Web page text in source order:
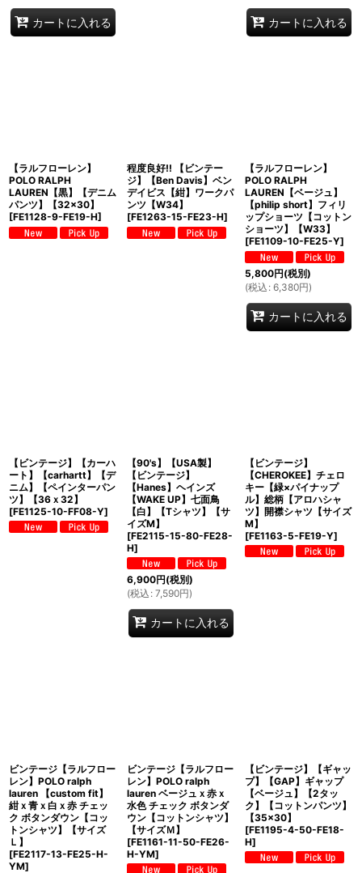
カートに入れる カートに入れる
【ラルフローレン】
POLO RALPH
LAUREN【黒】【デニム
パンツ】【32×30】
[FE1128-9-FE19-H]
程度良好!! 【ビンテー
ジ】【Ben Davis】ベン
デイビス【紺】ワークパ
ンツ【W34】
[FE1263-15-FE23-H]
【ラルフローレン】
POLO RALPH
LAUREN【ベージュ】
【philip short】フィリ
ップショーツ【コットン
ショーツ】【W33】
[FE1109-10-FE25-Y]
5,800円(税別)
(税込 : 6,380円)
カートに入れる
【ビンテージ】【カーハ
ート】【carhartt】【デ
ニム】【ペインターパン
ツ】【36ｘ32】
[FE1125-10-FF08-Y]
【90's】【USA製】
【ビンテージ】
【Hanes】ヘインズ
【WAKE UP】七面鳥
【白】【Tシャツ】【サ
イズM】
[FE2115-15-80-FE28-
H]
6,900円(税別)
(税込 : 7,590円)
カートに入れる
【ビンテージ】
【CHEROKEE】チェロ
キー【緑×パイナップ
ル】総柄【アロハシャ
ツ】開襟シャツ【サイズ
M】
[FE1163-5-FE19-Y]
ビンテージ【ラルフロー
レン】POLO ralph
lauren 【custom fit】
紺ｘ青ｘ白ｘ赤 チェッ
ク ボタンダウン【コッ
トンシャツ】【サイズ
Ｌ】
[FE2117-13-FE25-H-
YM]
ビンテージ【ラルフロー
レン】POLO ralph
lauren ベージュｘ赤ｘ
水色 チェック ボタンダ
ウン【コットンシャツ】
【サイズＭ】
[FE1161-11-50-FE26-
H-YM]
【ビンテージ】【ギャッ
プ】【GAP】ギャップ
【ベージュ】【2タッ
ク】【コットンパンツ】
【35×30】
[FE1195-4-50-FE18-
H]